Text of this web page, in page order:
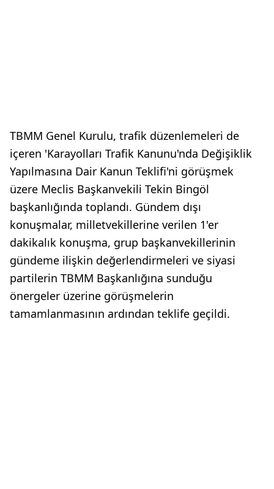
TBMM Genel Kurulu, trafik düzenlemeleri de
içeren 'Karayolları Trafik Kanunu'nda Değişiklik
Yapılmasına Dair Kanun Teklifi'ni görüşmek
üzere Meclis Başkanvekili Tekin Bingöl
başkanlığında toplandı. Gündem dışı
konuşmalar, milletvekillerine verilen 1'er
dakikalık konuşma, grup başkanvekillerinin
gündeme ilişkin değerlendirmeleri ve siyasi
partilerin TBMM Başkanlığına sunduğu
önergeler üzerine görüşmelerin
tamamlanmasının ardından teklife geçildi.